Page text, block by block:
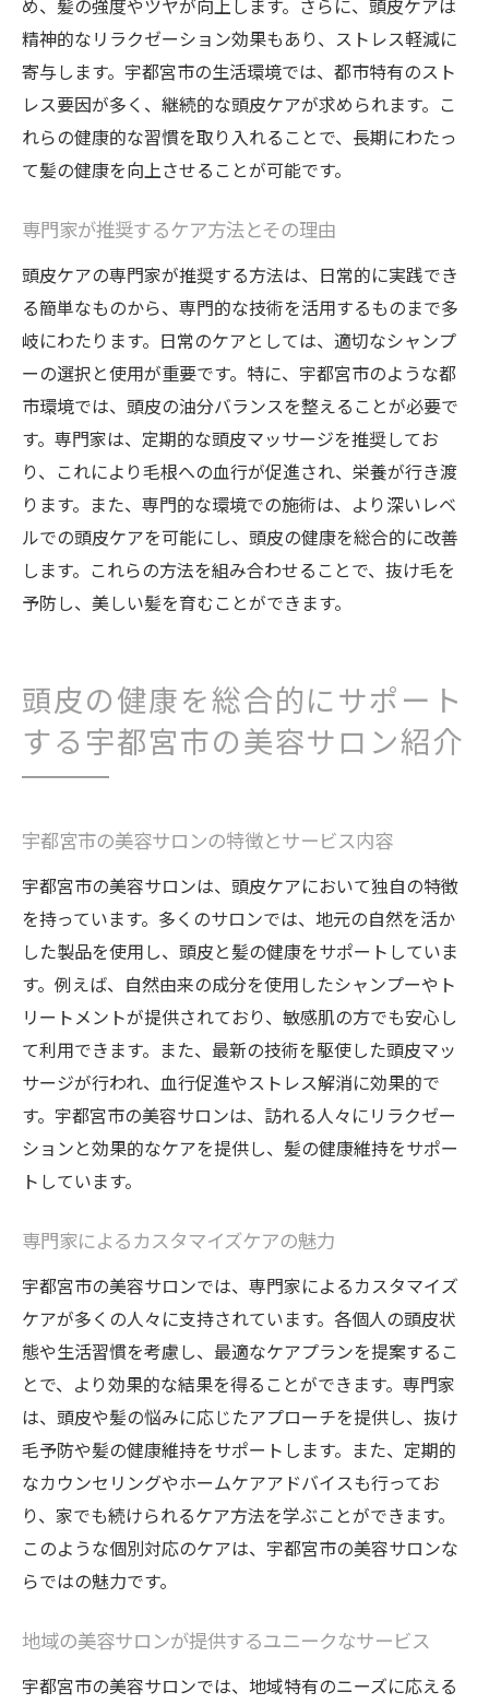
め、髪の強度やツヤが向上します。さらに、頭皮ケアは
精神的なリラクゼーション効果もあり、ストレス軽減に
寄与します。宇都宮市の生活環境では、都市特有のスト
レス要因が多く、継続的な頭皮ケアが求められます。こ
れらの健康的な習慣を取り入れることで、長期にわたっ
て髪の健康を向上させることが可能です。
専門家が推奨するケア方法とその理由
頭皮ケアの専門家が推奨する方法は、日常的に実践でき
る簡単なものから、専門的な技術を活用するものまで多
岐にわたります。日常のケアとしては、適切なシャンプ
ーの選択と使用が重要です。特に、宇都宮市のような都
市環境では、頭皮の油分バランスを整えることが必要で
す。専門家は、定期的な頭皮マッサージを推奨してお
り、これにより毛根への血行が促進され、栄養が行き渡
ります。また、専門的な環境での施術は、より深いレベ
ルでの頭皮ケアを可能にし、頭皮の健康を総合的に改善
します。これらの方法を組み合わせることで、抜け毛を
予防し、美しい髪を育むことができます。
頭皮の健康を総合的にサポート
する宇都宮市の美容サロン紹介
宇都宮市の美容サロンの特徴とサービス内容
宇都宮市の美容サロンは、頭皮ケアにおいて独自の特徴
を持っています。多くのサロンでは、地元の自然を活か
した製品を使用し、頭皮と髪の健康をサポートしていま
す。例えば、自然由来の成分を使用したシャンプーやト
リートメントが提供されており、敏感肌の方でも安心し
て利用できます。また、最新の技術を駆使した頭皮マッ
サージが行われ、血行促進やストレス解消に効果的で
す。宇都宮市の美容サロンは、訪れる人々にリラクゼー
ションと効果的なケアを提供し、髪の健康維持をサポー
トしています。
専門家によるカスタマイズケアの魅力
宇都宮市の美容サロンでは、専門家によるカスタマイズ
ケアが多くの人々に支持されています。各個人の頭皮状
態や生活習慣を考慮し、最適なケアプランを提案するこ
とで、より効果的な結果を得ることができます。専門家
は、頭皮や髪の悩みに応じたアプローチを提供し、抜け
毛予防や髪の健康維持をサポートします。また、定期的
なカウンセリングやホームケアアドバイスも行ってお
り、家でも続けられるケア方法を学ぶことができます。
このような個別対応のケアは、宇都宮市の美容サロンな
らではの魅力です。
地域の美容サロンが提供するユニークなサービス
宇都宮市の美容サロンでは、地域特有のニーズに応える